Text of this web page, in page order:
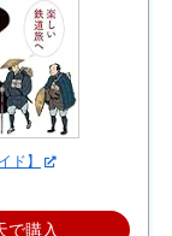
ド】
で購入